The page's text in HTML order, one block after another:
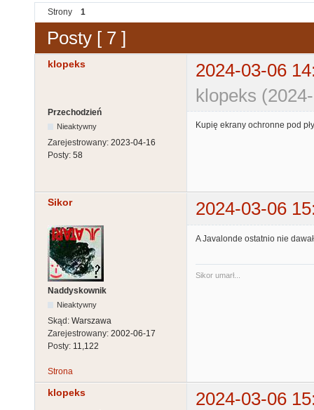
Strony 1
Posty [ 7 ]
klopeks
2024-03-06
klopeks
Przechodzień
Nieaktywny
Zarejestrowany: 2023-04-16
Posty: 58
Kupię ekrany ochronne pod
Sikor 2024-03-06
Naddyskownik
Nieaktywny
Skąd: Warszawa
Zarejestrowany: 2002-06-17
Posty: 11,122
A Javalonde ostatnio nie
Sikor umarł...
Strona
klopeks 2024-03-06